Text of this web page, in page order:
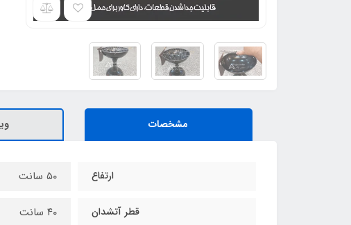
مشخصات
ارتفاع ۵۰ سانت
قطر آتشدان ۴۰ سانت